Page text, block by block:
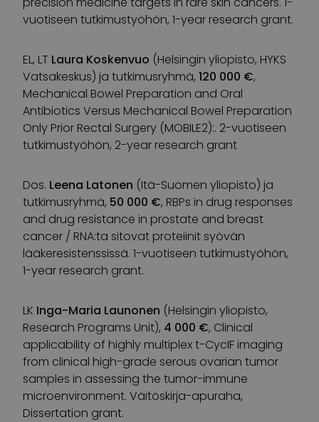
vuotiseen tutkimustyöhön, 1-year research grant.
EL, LT Laura Koskenvuo (Helsingin yliopisto, HYKS
Vatsakeskus) ja tutkimusryhmä, 120 000 €,
Mechanical Bowel Preparation and Oral
Antibiotics Versus Mechanical Bowel Preparation
Only Prior Rectal Surgery (MOBILE2):. 2-vuotiseen
tutkimustyöhön, 2-year research grant
Dos. Leena Latonen (Itä-Suomen yliopisto) ja
tutkimusryhmä, 50 000 €, RBPs in drug responses
and drug resistance in prostate and breast
cancer / RNA:ta sitovat proteiinit syövän
lääkeresistenssissä. 1-vuotiseen tutkimustyöhön,
1-year research grant.
LK Inga-Maria Launonen (Helsingin yliopisto,
Research Programs Unit), 4 000 €, Clinical
applicability of highly multiplex t-CycIF imaging
from clinical high-grade serous ovarian tumor
samples in assessing the tumor-immune
microenvironment. Väitöskirja-apuraha,
Dissertation grant.